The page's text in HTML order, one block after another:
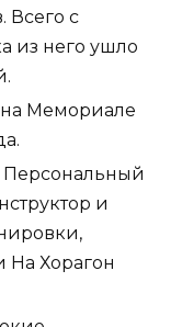
Всего с
из него ушло
Мемориале
Персональный
и
На Хорагон